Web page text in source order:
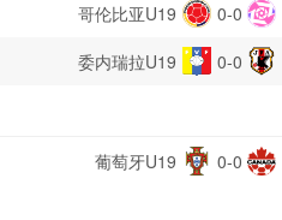
哥伦比亚U19 0-0
委内瑞拉U19 0-0
葡萄牙U19 0-0